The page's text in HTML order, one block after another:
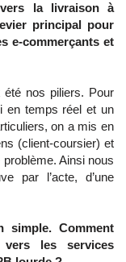
la livraison à
principal pour
e-commerçants et
été nos piliers. Pour
en temps réel et un
on a mis en
(client-coursier) et
Ainsi nous
par l’acte, d’une
simple. Comment
vers les services